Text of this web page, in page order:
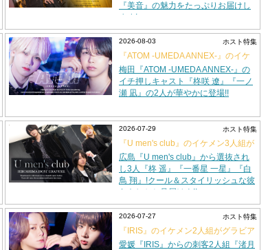
『美音』の魅力をたっぷりお届けし
ます!
2026-08-03 ホスト特集
『ATOM -UMEDA ANNEX-』のイケ
メン2人組がグラビアに登場!!
梅田『ATOM -UMEDA ANNEX-』の
イチ押しキャスト『柊咲 遼』『一ノ
瀬 凪』の2人が華やかに登場!!
2026-07-29 ホスト特集
『U men's club』のイケメン3人組が
グラビアに登場!!
広島『U men's club』から選抜され
し3人『柊 遥』『一番星 一星』『白
鳥 翔』!クール＆スタイリッシュな彼
らをしかと見届けよ!!
2026-07-27 ホスト特集
『IRIS』のイケメン2人組がグラビア
に登場!!
愛媛『IRIS』からの刺客2人組『渚月